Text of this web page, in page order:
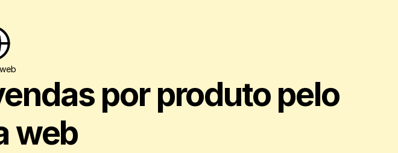
por produto pelo
web